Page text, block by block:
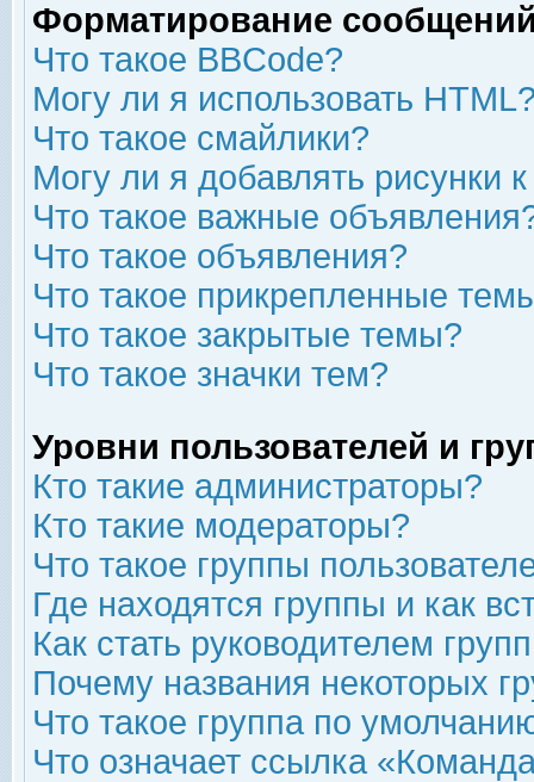
Форматирование
Что такое BBCode?
Могу ли я использовать
Что такое смайлики?
Могу ли я добавлять рисунки
Что такое важные
Что такое объявления?
Что такое прикрепленные
Что такое закрытые темы?
Что такое значки тем?
Уровни пользователей и
Кто такие администраторы?
Кто такие модераторы?
Что такое группы
Где находятся группы и как
Как стать руководителем
Почему названия некоторых
Что такое группа по
Что означает ссылка